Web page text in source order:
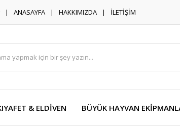
ANASAYFA HAKKIMIZDA İLETİŞİM
& ELDİVEN BÜYÜK HAYVAN